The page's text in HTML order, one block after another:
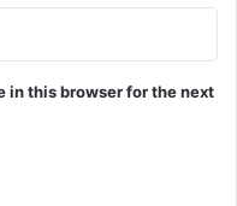
in this browser for the next